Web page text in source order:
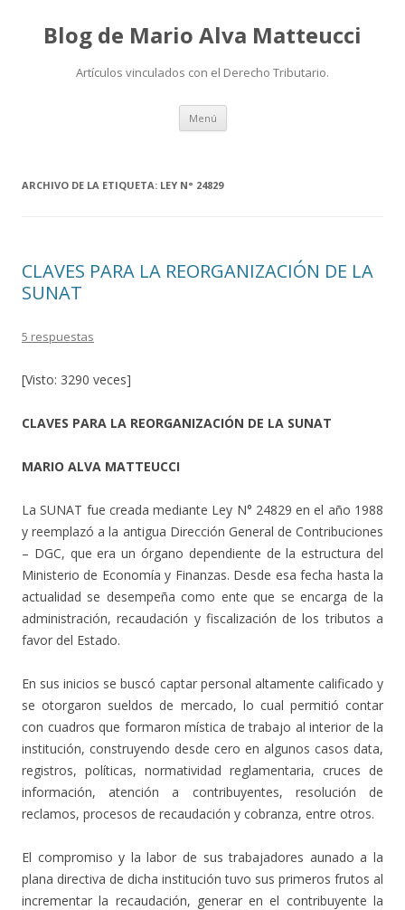
Blog de Mario Alva Matteucci
Artículos vinculados con el Derecho Tributario.
Menú Ir
contenido
ARCHIVO DE LA ETIQUETA: LEY N° 24829
CLAVES PARA LA REORGANIZACIÓN DE LA
SUNAT
5 respuestas
[Visto: 3290 veces]
CLAVES PARA LA REORGANIZACIÓN DE LA SUNAT
MARIO ALVA MATTEUCCI
La SUNAT fue creada mediante Ley N° 24829 en el año 1988
y reemplazó a la antigua Dirección General de Contribuciones
– DGC, que era un órgano dependiente de la estructura del
Ministerio de Economía y Finanzas. Desde esa fecha hasta la
actualidad se desempeña como ente que se encarga de la
administración, recaudación y fiscalización de los tributos a
favor del Estado.
En sus inicios se buscó captar personal altamente calificado y
se otorgaron sueldos de mercado, lo cual permitió contar
con cuadros que formaron mística de trabajo al interior de la
institución, construyendo desde cero en algunos casos data,
registros, políticas, normatividad reglamentaria, cruces de
información, atención a contribuyentes, resolución de
reclamos, procesos de recaudación y cobranza, entre otros.
El compromiso y la labor de sus trabajadores aunado a la
plana directiva de dicha institución tuvo sus primeros frutos al
incrementar la recaudación, generar en el contribuyente la